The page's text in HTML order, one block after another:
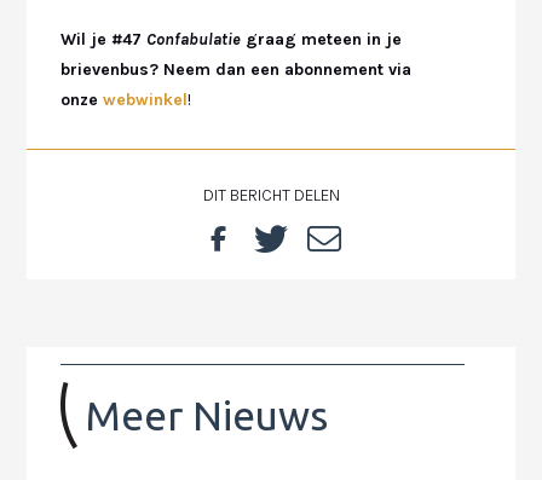
Wil je #47 Confabulatie graag meteen in je
brievenbus? Neem dan een abonnement via
onzewebwinkel!
DIT BERICHT DELEN
Meer Nieuws